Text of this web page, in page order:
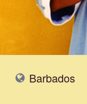
Barbados